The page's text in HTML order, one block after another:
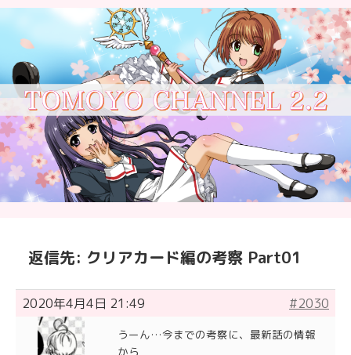
返信先: クリアカード編の考察 Part01
2020年4月4日 21:49 #2030
うーん…今までの考察に、最新話の情報
から